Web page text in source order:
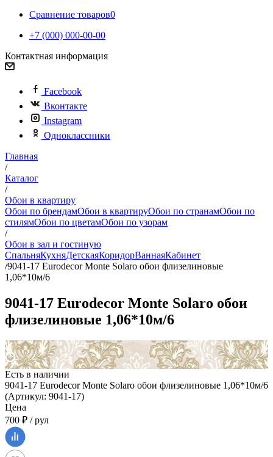
Сравнение товаров0
+7 (000) 000-00-00
Контактная информация
Facebook
Вконтакте
Instagram
Одноклассники
Главная
/
Каталог
/
Обои в квартиру
Обои по брендамОбои в квартируОбои по странамОбои по
стилямОбои по цветамОбои по узорам
/
Обои в зал и гостиную
СпальняКухняДетскаяКоридорВаннаяКабинет
/9041-17 Eurodecor Monte Solaro обои флизелиновые
1,06*10м/6
9041-17 Eurodecor Monte Solaro обои
флизелиновые 1,06*10м/6
Есть в наличии
9041-17 Eurodecor Monte Solaro обои флизелиновые 1,06*10м/6
(Артикул: 9041-17)
Цена
700 ₽ / рул